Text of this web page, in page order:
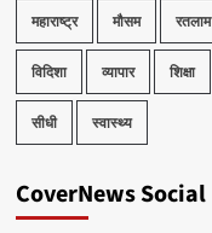
महाराष्ट्र मौसम रतलाम
विदिशा व्यापार शिक्षा
सीधी स्वास्थ्य
CoverNews Social